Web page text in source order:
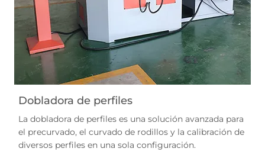
Dobladora de perfiles
La dobladora de perfiles es una solución avanzada para
el precurvado, el curvado de rodillos y la calibración de
diversos perfiles en una sola configuración.